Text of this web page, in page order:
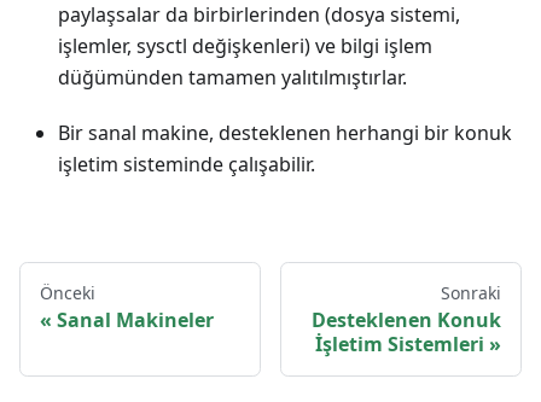
paylaşsalar da birbirlerinden (dosya sistemi,
işlemler, sysctl değişkenleri) ve bilgi işlem
düğümünden tamamen yalıtılmıştırlar.
Bir sanal makine, desteklenen herhangi bir konuk
işletim sisteminde çalışabilir.
Önceki
Sanal Makineler
Sonraki
Desteklenen Konuk
İşletim Sistemleri